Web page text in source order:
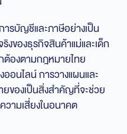
รบัญชีและภาษีอย่างเป็น
งของธุรกิจสินค้าแม่และเด็ก
ต้องตามกฎหมายไทย
อนไลน์ การวางแผนและ
ของเป็นสิ่งสำคัญที่จะช่วย
วามเสี่ยงในอนาคต